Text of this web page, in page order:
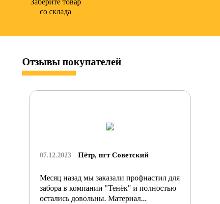
со склада
Отзывы покупателей
07.12.2023 Пётр, пгт Советский
Месяц назад мы заказали профнастил для
забора в компании "Тенёк" и полностью
остались довольны. Материал...